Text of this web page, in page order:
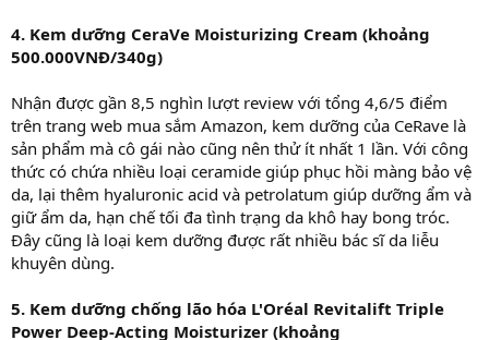
4. Kem dưỡng CeraVe Moisturizing Cream (khoảng
500.000VNĐ/340g)
Nhận được gần 8,5 nghìn lượt review với tổng 4,6/5 điểm
trên trang web mua sắm Amazon, kem dưỡng của CeRave là
sản phẩm mà cô gái nào cũng nên thử ít nhất 1 lần. Với công
thức có chứa nhiều loại ceramide giúp phục hồi màng bảo vệ
da, lại thêm hyaluronic acid và petrolatum giúp dưỡng ẩm và
giữ ẩm da, hạn chế tối đa tình trạng da khô hay bong tróc.
Đây cũng là loại kem dưỡng được rất nhiều bác sĩ da liễu
khuyên dùng.
5. Kem dưỡng chống lão hóa L'Oréal Revitalift Triple
Power Deep-Acting Moisturizer (khoảng